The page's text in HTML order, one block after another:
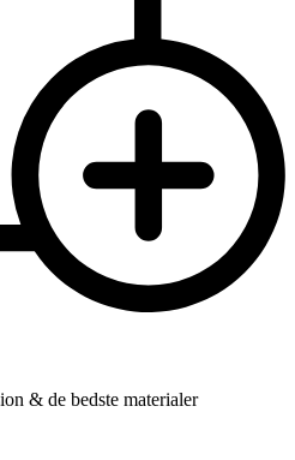
& de bedste materialer